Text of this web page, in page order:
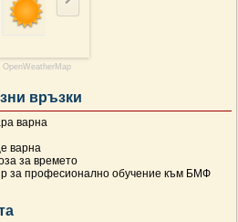
OpenWeatherMap
връзки
варна
варна
за времето
за професионално обучение към БМФ